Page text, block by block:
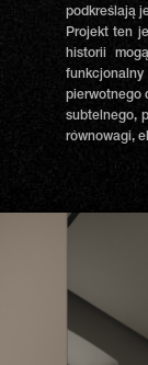
podkreślają
Projekt ten
historii
pierwotnego
subtelnego,
równowagi,